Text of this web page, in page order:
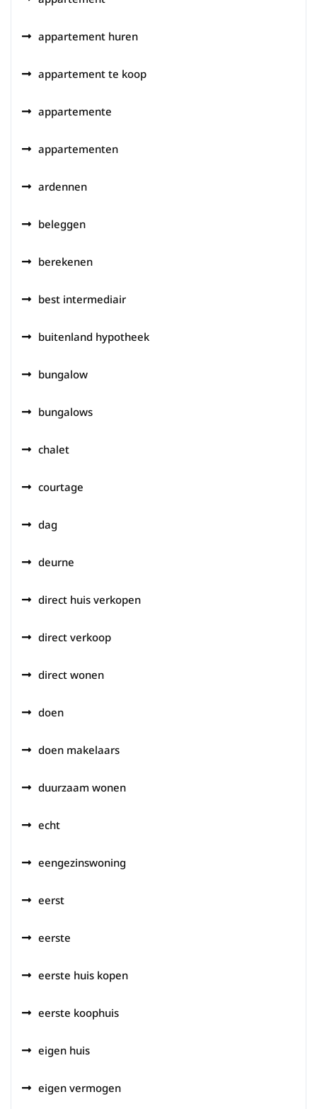
appartement huren
appartement te koop
appartemente
appartementen
ardennen
beleggen
berekenen
best intermediair
buitenland hypotheek
bungalow
bungalows
chalet
courtage
dag
deurne
direct huis verkopen
direct verkoop
direct wonen
doen
doen makelaars
duurzaam wonen
echt
eengezinswoning
eerst
eerste
eerste huis kopen
eerste koophuis
eigen huis
eigen vermogen